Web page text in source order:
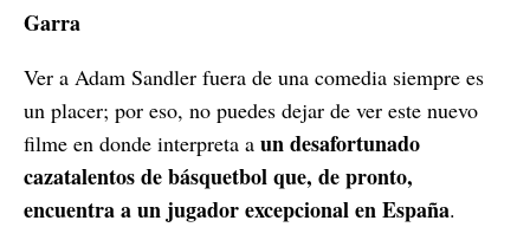
Garra
Ver a Adam Sandler fuera de una comedia siempre es
un placer; por eso, no puedes dejar de ver este nuevo
filme en donde interpreta a un desafortunado
cazatalentos de básquetbol que, de pronto,
encuentra a un jugador excepcional en España.